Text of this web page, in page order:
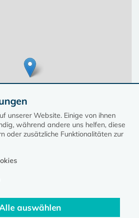
zum Portalkirche-mv.de
unserer Website. Einige von ihnen
während andere uns helfen, diese
oder zusätzliche Funktionalitäten zur
auswählen